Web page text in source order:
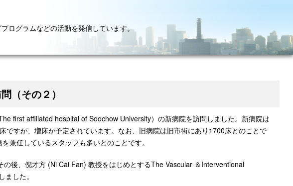
ログラムなどの活動を発信しています。
（その２）
first affiliated hospital of Soochow University）の新病院を訪問しました。新病院は
ですが、増床が予定されています。なお、旧病院は旧市街にあり1700床とのことで
兼任しているスタッフも多いとのことです。
後、倪才方 (Ni Cai Fan) 教授をはじめとするThe Vascular ＆Interventional
した。